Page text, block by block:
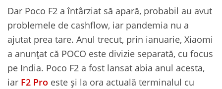
Dar Poco F2 a întârziat să apară, probabil au avut
problemele de cashflow, iar pandemia nu a
ajutat prea tare. Anul trecut, prin ianuarie, Xiaomi
a anunțat că POCO este divizie separată, cu focus
pe India. Poco F2 a fost lansat abia anul acesta,
iar F2 Pro este și la ora actuală terminalul cu